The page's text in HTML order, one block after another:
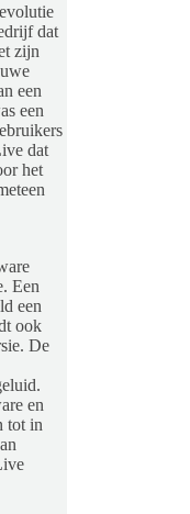
dat
zijn
een
een
dat
het
Een
een
ook
De
en
tot in